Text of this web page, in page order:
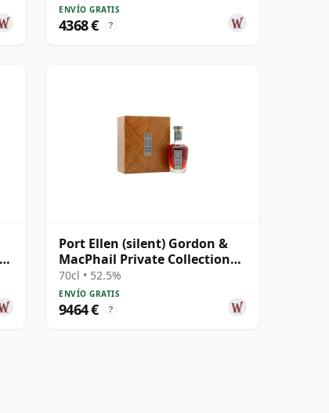
ENVÍO GRATIS
4368 € ?
Port Ellen (silent) Gordon &
MacPhail Private Collection
Single Cask # 1981 42 años
70cl • 52.5%
ENVÍO GRATIS
9464 € ?